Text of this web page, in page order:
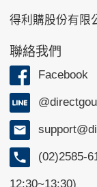
得利購股份有限
聯絡我們
Facebook
(02)2585-
12:30~13:30)